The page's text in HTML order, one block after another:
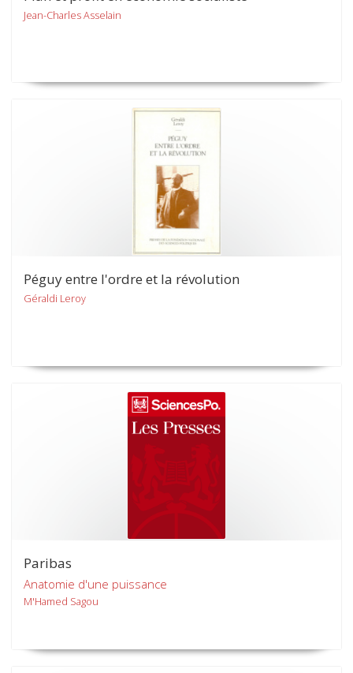
Jean-Charles Asselain
Péguy entre l'ordre et la révolution
Géraldi Leroy
Paribas
Anatomie d'une puissance
M'Hamed Sagou